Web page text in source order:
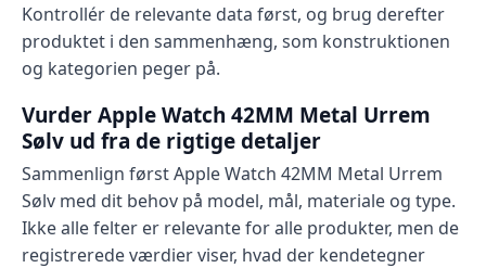
Kontrollér de relevante data først, og brug derefter
produktet i den sammenhæng, som konstruktionen
og kategorien peger på.
Vurder Apple Watch 42MM Metal Urrem
Sølv ud fra de rigtige detaljer
Sammenlign først Apple Watch 42MM Metal Urrem
Sølv med dit behov på model, mål, materiale og type.
Ikke alle felter er relevante for alle produkter, men de
registrerede værdier viser, hvad der kendetegner